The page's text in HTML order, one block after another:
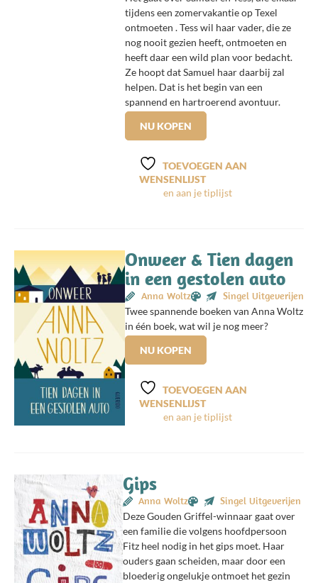
tijdens een zomervakantie op Texel
ontmoeten . Tess wil haar vader, die ze
nog nooit gezien heeft, ontmoeten en
heeft daar een wild plan voor bedacht.
Ze hoopt dat Samuel haar daarbij zal
helpen. Dat is het begin van een
spannend en hartroerend avontuur.
NU KOPEN
TOEVOEGEN AAN
WENSENLIJST
Onweer & Tien dagen
in een gestolen auto
Anna Woltz Singel Uitgeverijen
Twee spannende boeken van Anna Woltz
in één boek, wat wil je nog meer?
NU KOPEN
TOEVOEGEN AAN
WENSENLIJST
Gips
Anna Woltz Singel Uitgeverijen
Deze Gouden Griffel-winnaar gaat over
een familie die volgens hoofdpersoon
Fitz heel nodig in het gips moet. Haar
ouders gaan scheiden, maar door een
bloederig ongelukje ontmoet het gezin